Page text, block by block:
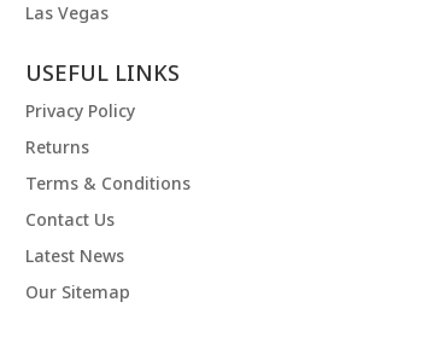
Las Vegas
USEFUL LINKS
Privacy Policy
Returns
Terms & Conditions
Contact Us
Latest News
Our Sitemap